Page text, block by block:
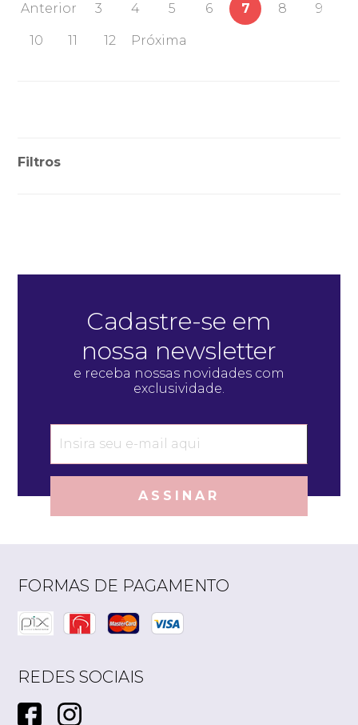
Anterior 3 4 5 6 7 8 9
10 11 12 Próxima
Filtros
Cadastre-se em
nossa newsletter
e receba nossas novidades com
exclusividade.
ASSINAR
FORMAS DE PAGAMENTO
REDES SOCIAIS